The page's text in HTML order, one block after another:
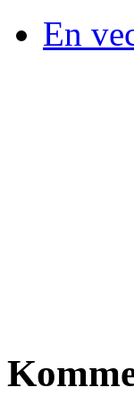
En